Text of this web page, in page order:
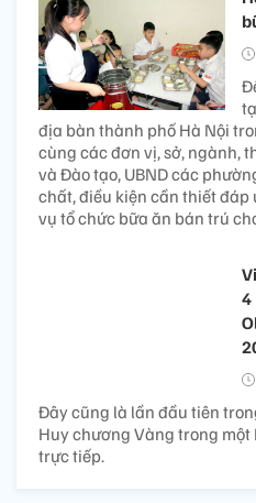
địa bàn thành phố Hà Nội
cùng các đơn vị, sở, ngành,
và Đào tạo, UBND các
chất, điều kiện cần thiết
vụ tổ chức bữa ăn bán trú
4
Đây cũng là lần đầu tiên
Huy chương Vàng trong một
trực tiếp.